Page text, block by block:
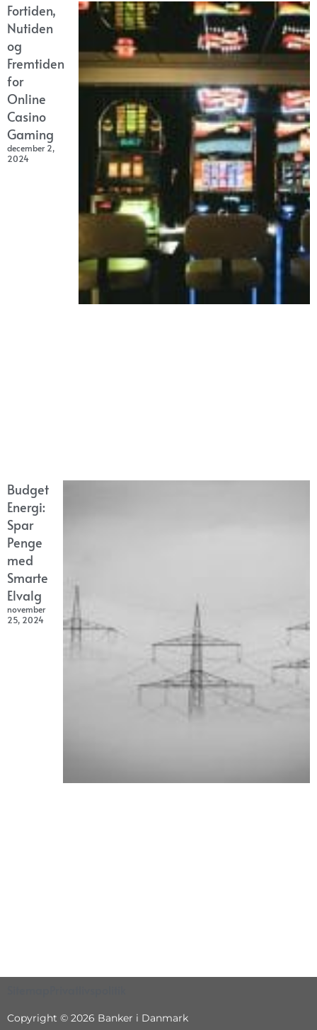
Fortiden,
Nutiden
og
Fremtiden
for
Online
Casino
Gaming
december 2,
2024
Budget
Energi:
Spar
Penge
med
Smarte
Elvalg
november
25, 2024
Copyright © 2026 Banker i Danmark